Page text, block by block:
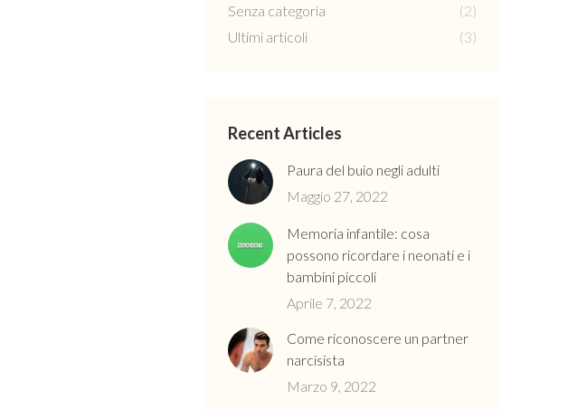
Senza categoria
(2)
Ultimi articoli
(3)
Recent Articles
Paura del buio negli adulti
Maggio 27, 2022
Memoria infantile: cosa
possono ricordare i neonati e i
bambini piccoli
Aprile 7, 2022
Come riconoscere un partner
narcisista
Marzo 9, 2022